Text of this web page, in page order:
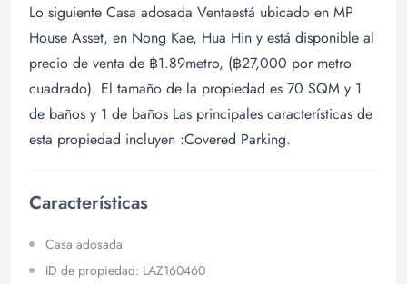
Lo siguiente Casa adosada Ventaestá ubicado en MP
House Asset, en Nong Kae, Hua Hin y está disponible al
precio de venta de ฿1.89metro, (฿27,000 por metro
cuadrado). El tamaño de la propiedad es 70 SQM y 1
de baños y 1 de baños Las principales características de
esta propiedad incluyen :Covered Parking.
Características
Casa adosada
ID de propiedad: LAZ160460